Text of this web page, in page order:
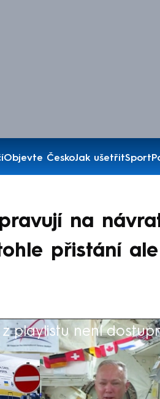
Objevte ČeskoJak ušetřitSport
na
přistání
playlistu není